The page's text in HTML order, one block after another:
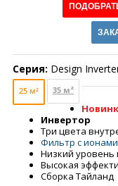
Серия: Design
25 м² 35 м²
Инвертор
Три цвета
Фильтр с
Низкий уровень
Высокая
Сборка Тайланд